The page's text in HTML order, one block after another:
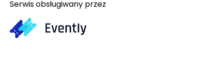
Serwis obsługiwany przez